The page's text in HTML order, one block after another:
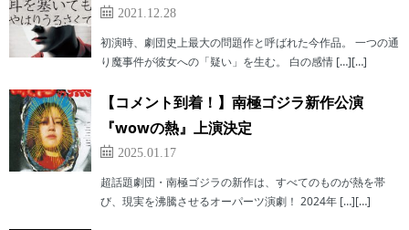
2021.12.28
初演時、劇団史上最大の問題作と呼ばれた今作品。 一つの通
り魔事件が彼女への「疑い」を生む。 白の感情 […][…]
【コメント到着！】南極ゴジラ新作公演
『wowの熱』上演決定
2025.01.17
超話題劇団・南極ゴジラの新作は、すべてのものが熱を帯
び、現実を沸騰させるオーパーツ演劇！ 2024年 […][…]